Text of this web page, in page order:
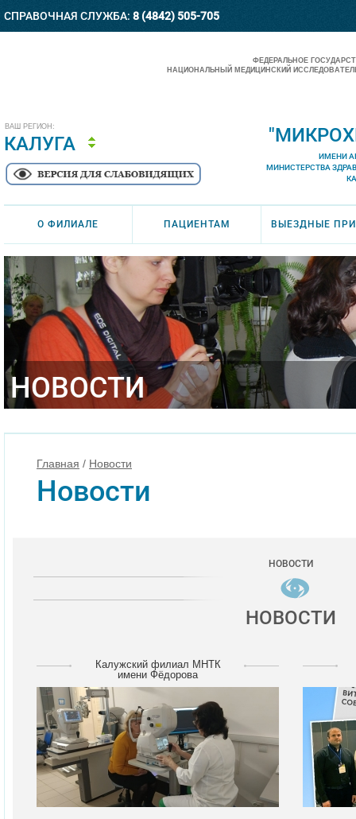
СПРАВОЧНАЯ СЛУЖБА: 8 (4842) 505-705
ВАШ РЕГИОН:
КАЛУГА
ФЕДЕРАЛЬНОЕ
НАЦИОНАЛЬНЫЙ МЕДИЦИНСКИЙ
ИМЕНИ
МИНИСТЕРСТВА
О ФИЛИАЛЕ ПАЦИЕНТАМ ВЫЕЗДНЫЕ
НОВОСТИ
Главная / Новости
Новости
НОВОСТИ
НОВОСТИ
Калужский филиал МНТК
имени Фёдорова